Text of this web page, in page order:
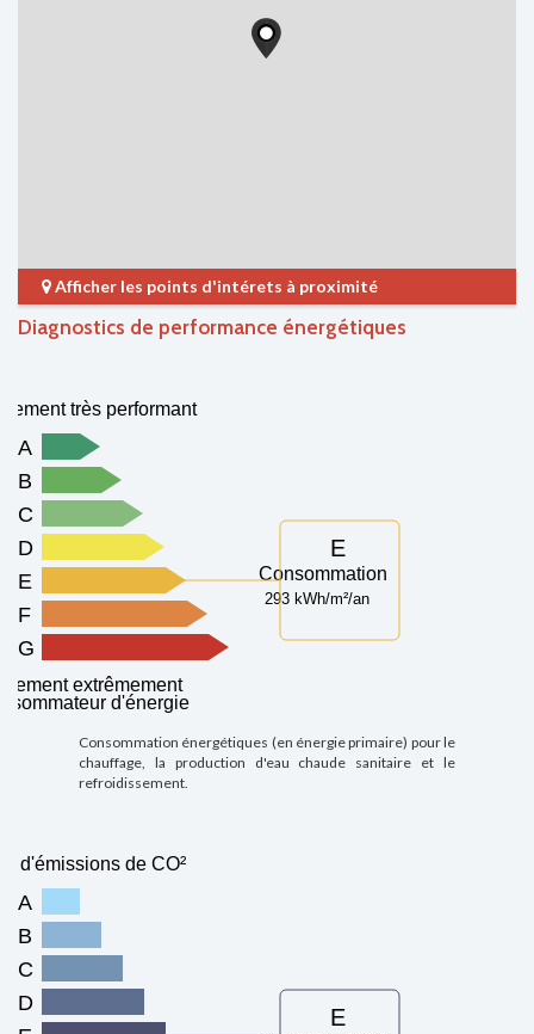
Afficher les points d'intérets à proximité
Diagnostics de performance énergétiques
très performant
A
B
C
D
E
Consommation
293 kWh/m²/an
E
F
G
extrêmement
d'énergie
Consommation énergétiques (en énergie primaire) pour le
chauffage, la production d'eau chaude sanitaire et le
refroidissement.
d'émissions de CO²
A
B
C
D
E